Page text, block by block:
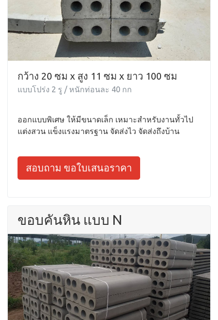
กว้าง 20 ซม x สูง 11 ซม x ยาว 100 ซม
แบบโปร่ง 2 รู / หนักท่อนละ 40 กก
ออกแบบพิเศษ ให้มีขนาดเล็ก เหมาะสำหรับงานทั้วไป
แต่งสวน แข็งแรงมาตรฐาน จัดส่งไว จัดส่งถึงบ้าน
สอบถาม ขอใบเสนอราคา
ขอบคันหิน แบบ N